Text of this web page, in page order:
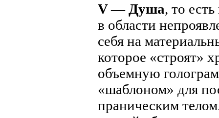
V — Душа, то
в области
себя на
которое «строят»
объемную
«шаблоном» для
праническим